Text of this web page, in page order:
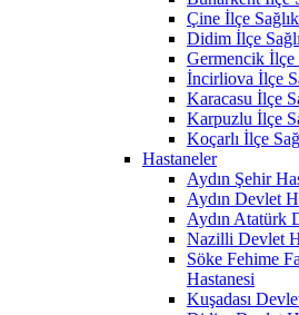
Çine İlçe
Didim İlçe
Germencik İlçe
İncirliova İlçe
Karacasu İlçe
Karpuzlu İlçe
Koçarlı İlçe
Hastaneler
Aydın Şehir
Aydın Devlet
Aydın Atatürk
Nazilli Devlet
Söke Fehime
Hastanesi
Kuşadası